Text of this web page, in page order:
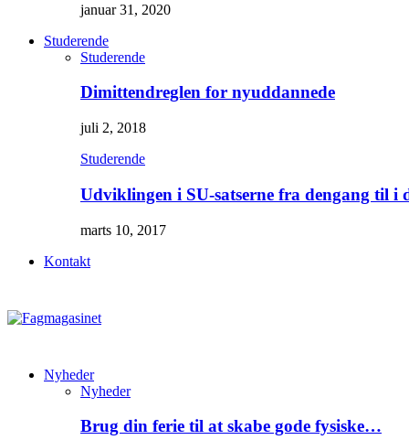
januar 31, 2020
Studerende
Studerende
Dimittendreglen for nyuddannede
juli 2, 2018
Studerende
Udviklingen i SU-satserne fra dengang til i
marts 10, 2017
Kontakt
Nyheder
Nyheder
Brug din ferie til at skabe gode fysiske…